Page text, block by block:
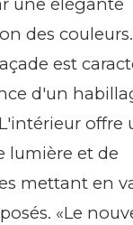
une élégante
des
est
d'un
offre
lumière et de
mettant en
«Le